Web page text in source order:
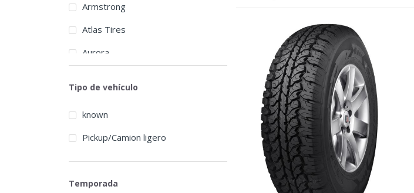
Armstrong
Atlas Tires
Aurora
Barum
BFGoodrich
Blackhawk
Tipo de vehículo
known
Pickup/Camion ligero
Temporada